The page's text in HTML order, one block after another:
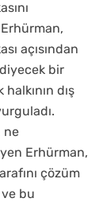
açısından
bir
dış
ne
Erhürman,
çözüm
bu